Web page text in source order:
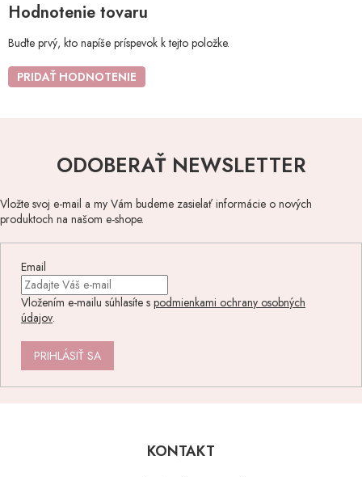
Hodnotenie tovaru
Buďte prvý, kto napíše príspevok k tejto položke.
PRIDAŤ HODNOTENIE
ODOBERAŤ NEWSLETTER
Vložte svoj e-mail a my Vám budeme zasielať informácie o nových
produktoch na našom e-shope.
Email
Vložením e-mailu súhlasíte s podmienkami ochrany osobných
údajov.
PRIHLÁSIŤ SA
KONTAKT